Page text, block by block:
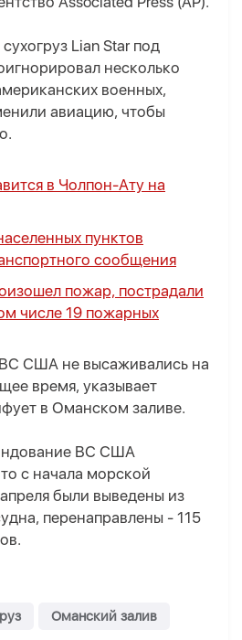
Lian Star под
несколько
военных,
авиацию, чтобы
в Чолпон-Ату на
пунктов
сообщения
пожар, пострадали
числе 19 пожарных
США не высаживались на
время, указывает
в Оманском заливе.
ВС США
с начала морской
были выведены из
перенаправлены - 115
Оманский залив